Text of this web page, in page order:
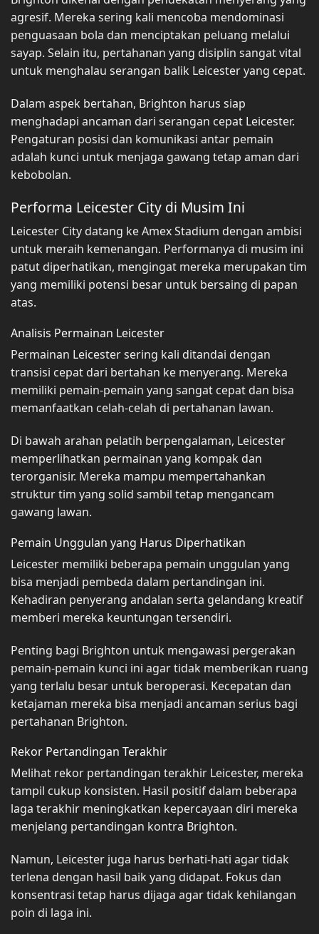
agresif. Mereka sering kali mencoba mendominasi
penguasaan bola dan menciptakan peluang melalui
sayap. Selain itu, pertahanan yang disiplin sangat vital
untuk menghalau serangan balik Leicester yang cepat.
Dalam aspek bertahan, Brighton harus siap
menghadapi ancaman dari serangan cepat Leicester.
Pengaturan posisi dan komunikasi antar pemain
adalah kunci untuk menjaga gawang tetap aman dari
kebobolan.
Performa Leicester City di Musim Ini
Leicester City datang ke Amex Stadium dengan ambisi
untuk meraih kemenangan. Performanya di musim ini
patut diperhatikan, mengingat mereka merupakan tim
yang memiliki potensi besar untuk bersaing di papan
atas.
Analisis Permainan Leicester
Permainan Leicester sering kali ditandai dengan
transisi cepat dari bertahan ke menyerang. Mereka
memiliki pemain-pemain yang sangat cepat dan bisa
memanfaatkan celah-celah di pertahanan lawan.
Di bawah arahan pelatih berpengalaman, Leicester
memperlihatkan permainan yang kompak dan
terorganisir. Mereka mampu mempertahankan
struktur tim yang solid sambil tetap mengancam
gawang lawan.
Pemain Unggulan yang Harus Diperhatikan
Leicester memiliki beberapa pemain unggulan yang
bisa menjadi pembeda dalam pertandingan ini.
Kehadiran penyerang andalan serta gelandang kreatif
memberi mereka keuntungan tersendiri.
Penting bagi Brighton untuk mengawasi pergerakan
pemain-pemain kunci ini agar tidak memberikan ruang
yang terlalu besar untuk beroperasi. Kecepatan dan
ketajaman mereka bisa menjadi ancaman serius bagi
pertahanan Brighton.
Rekor Pertandingan Terakhir
Melihat rekor pertandingan terakhir Leicester, mereka
tampil cukup konsisten. Hasil positif dalam beberapa
laga terakhir meningkatkan kepercayaan diri mereka
menjelang pertandingan kontra Brighton.
Namun, Leicester juga harus berhati-hati agar tidak
terlena dengan hasil baik yang didapat. Fokus dan
konsentrasi tetap harus dijaga agar tidak kehilangan
poin di laga ini.